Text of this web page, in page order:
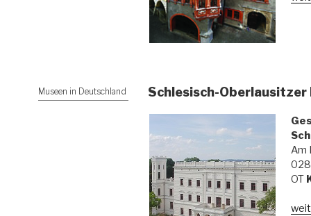
Museen in Deutschland Schlesisch-Oberlausitzer
Am
OT